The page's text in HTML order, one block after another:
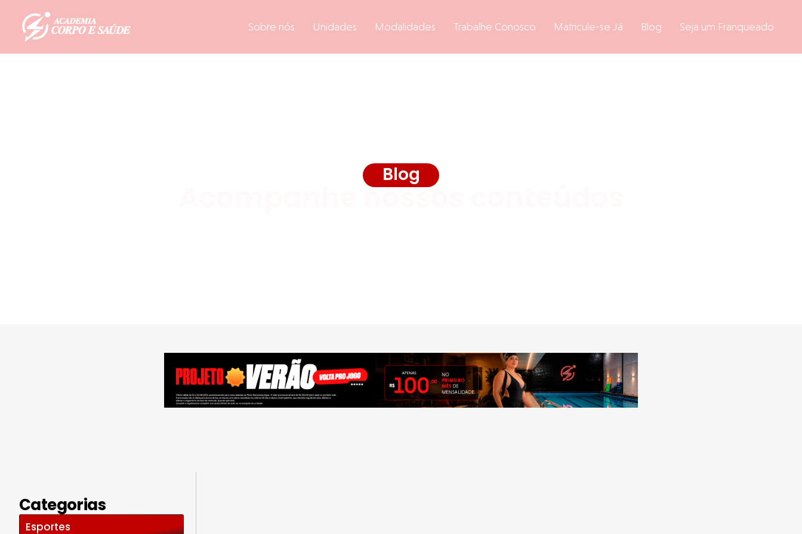
Sobre nós Unidades Modalidades Trabalhe Conosco Matricule-se Já Blog Seja um Franqueado
Blog
Acompanhe nossos conteúdos
Categorias
Esportes